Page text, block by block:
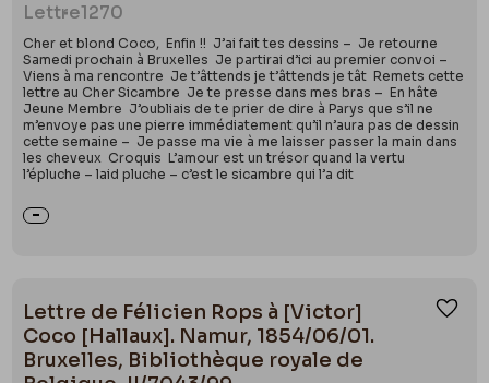
Lettre1270
Cher et blond Coco, Enfin !! J’ai fait tes dessins – Je retourne
Samedi prochain à Bruxelles Je partirai d’ici au premier convoi –
Viens à ma rencontre Je t’âttends je t’âttends je tât Remets cette
lettre au Cher Sicambre Je te presse dans mes bras – En hâte
Jeune Membre J’oubliais de te prier de dire à Parys que s’il ne
m’envoye pas une pierre immédiatement qu’il n’aura pas de dessin
cette semaine – Je passe ma vie à me laisser passer la main dans
les cheveux Croquis L’amour est un trésor quand la vertu
l’épluche – laid pluche – c’est le sicambre qui l’a dit
Lettre de Félicien Rops à [Victor]
Coco [Hallaux]. Namur, 1854/06/01.
Bruxelles, Bibliothèque royale de